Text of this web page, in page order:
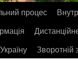
процес
Зворотній